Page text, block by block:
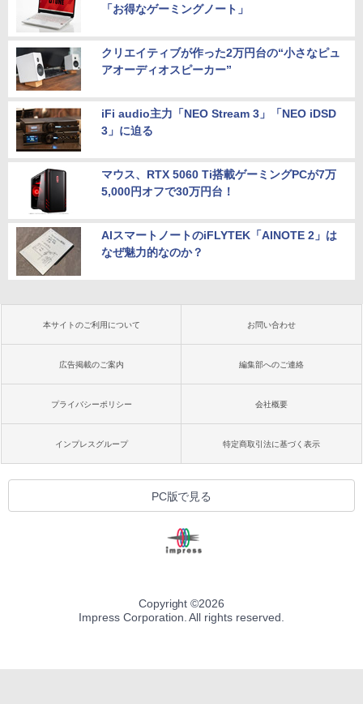
「お得なゲーミングノート」
クリエイティブが作った2万円台の“小さなピュ
アオーディオスピーカー”
iFi audio主力「NEO Stream 3」「NEO iDSD
3」に迫る
マウス、RTX 5060 Ti搭載ゲーミングPCが7万
5,000円オフで30万円台！
AIスマートノートのiFLYTEK「AINOTE 2」は
なぜ魅力的なのか？
本サイトのご利用について お問い合わせ
広告掲載のご案内 編集部へのご連絡
プライバシーポリシー 会社概要
インプレスグループ 特定商取引法に基づく表示
PC版で見る
Copyright ©2026
Impress Corporation. All rights reserved.